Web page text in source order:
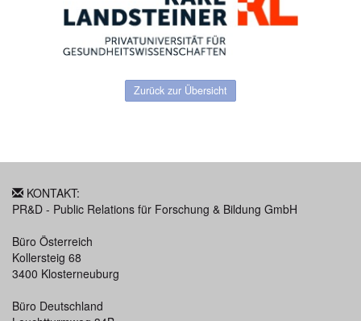
Zurück zur Übersicht
KONTAKT:
PR&D - Public Relations für Forschung & Bildung GmbH
Büro Österreich
Kollersteig 68
3400 Klosterneuburg
Büro Deutschland